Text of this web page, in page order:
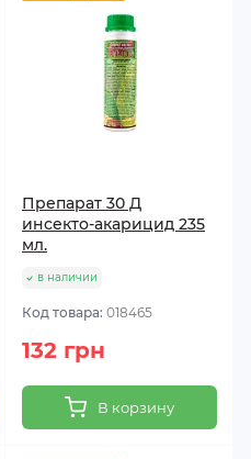
Препарат 30 Д
инсекто-акарицид 235
мл.
в наличии
Код товара: 018465
132 грн
В корзину